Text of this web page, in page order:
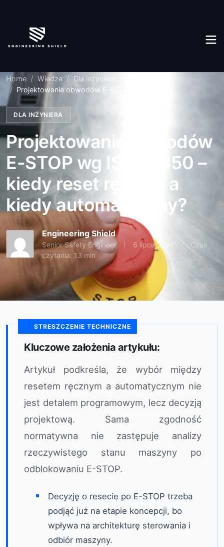
Home Wiedza
Dla inżyniera
Projektowanie obwodów E-STOP wg ISO 1...
DLA INŻYNIERA
Projektowanie obwodów
E-STOP wg ISO 13850 –
kiedy reset ręczny, a
kiedy automatyczny?
Engineering Shield
Senior Safety Engineer 6 lipca 2026
Czas
czytania: 13 min
STRESZCZENIE TECHNICZNE
Kluczowe założenia artykułu:
Artykuł podkreśla, że wybór między
resetem ręcznym a automatycznym nie
jest detalem programowym, lecz decyzją
projektową. Sama zgodność
normatywna nie zastępuje analizy
rzeczywistego stanu maszyny po
odblokowaniu E-STOP.
Decyzję o resecie po E-STOP trzeba
podjąć już na etapie koncepcji, bo
wpływa na architekturę sterowania i
odbiór maszyny.